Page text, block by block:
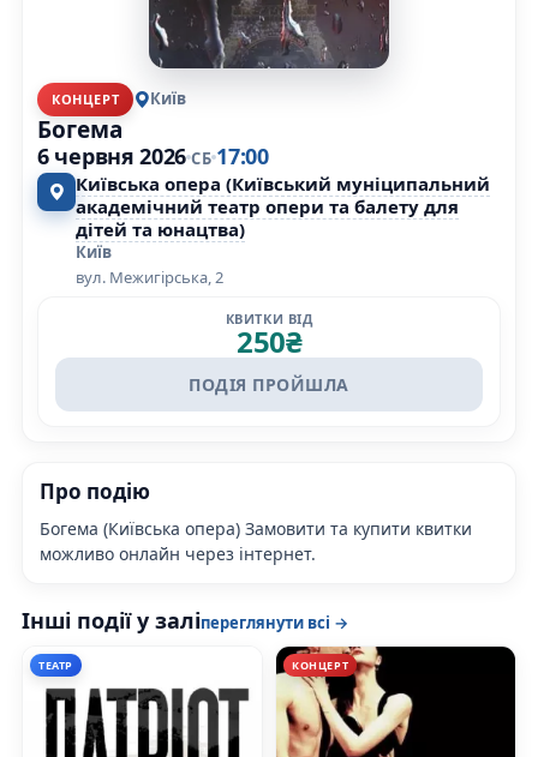
КОНЦЕРТ Київ
Богема
6 червня 2026 СБ 17:00
Київська опера (Київський муніципальний
академічний театр опери та балету для
дітей та юнацтва)
Київ
вул. Межигірська, 2
КВИТКИ ВІД
250₴
ПОДІЯ ПРОЙШЛА
Про подію
Богема (Київська опера) Замовити та купити квитки
можливо онлайн через інтернет.
Інші події у заліпереглянути всі →
ТЕАТР КОНЦЕРТ